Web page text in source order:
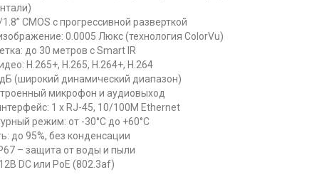
CMOS с прогрессивной разверткой
0.0005 Люкс (технология ColorVu)
до 30 метров с Smart IR
H.265+, H.265, H.264+, H.264
дБ (широкий динамический диапазон)
микрофон и аудиовыход
1 x RJ-45, 10/100М Ethernet
режим: от -30°C до +60°C
до 95%, без конденсации
– защита от воды и пыли
DC или PoE (802.3af)